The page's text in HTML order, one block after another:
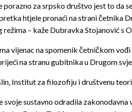
porazno za srpsko društvo jest to da
htjele pronaći na strani četnika
režima – kaže Dubravka Stojanović s
vijenac na spomenik četničkom
na stranu gubitnika u Drugom
Institut za filozofiju i društvenu
svoje sustavno odradila